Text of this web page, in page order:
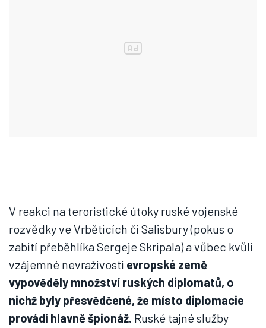
V reakci na teroristické útoky ruské vojenské
rozvědky ve Vrběticích či Salisbury (pokus o
zabití přeběhlíka Sergeje Skripala) a vůbec kvůli
vzájemné nevraživosti evropské země
vypověděly množství ruských diplomatů, o
nichž byly přesvědčené, že místo diplomacie
provádí hlavně špionáž. Ruské tajné služby